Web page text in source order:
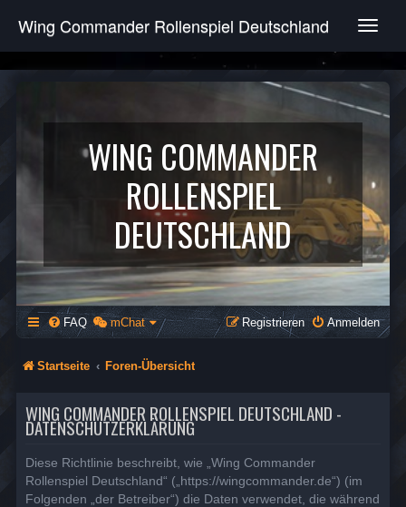
T
g
e
v
g
a
t
i
o
n
Wing Commander Rollenspiel Deutschland
WING COMMANDER
ROLLENSPIEL
DEUTSCHLAND
FAQ mChat Anmelden
Registrieren
Startseite Foren-Übersicht
WING COMMANDER ROLLENSPIEL DEUTSCHLAND -
DATENSCHUTZERKLÄRUNG
Diese Richtlinie beschreibt, wie „Wing Commander
Rollenspiel Deutschland“ („https://wingcommander.de“) (im
Folgenden „der Betreiber“) die Daten verwendet, die während